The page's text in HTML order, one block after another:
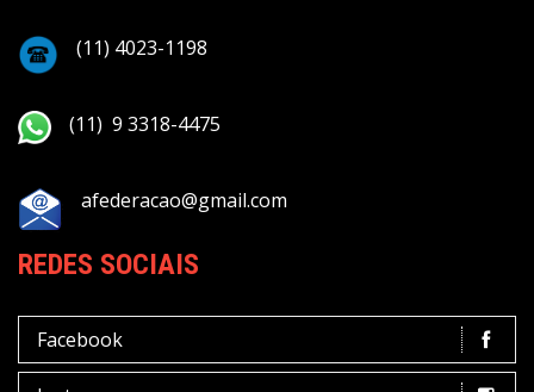
(11) 4023-1198
(11) 9 3318-4475
afederacao@gmail.com
REDES SOCIAIS
Facebook